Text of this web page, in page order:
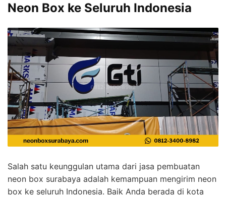
Neon Box ke Seluruh Indonesia
Salah satu keunggulan utama dari jasa pembuatan
neon box surabaya adalah kemampuan mengirim neon
box ke seluruh Indonesia. Baik Anda berada di kota